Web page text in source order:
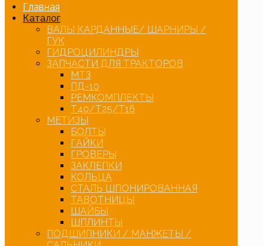
Главная
Каталог
ВАЛЫ КАРДАННЫЕ/ ШАРНИРЫ /
ГУК
ГИДРОЦИЛИНДРЫ
ЗАПЧАСТИ ДЛЯ ТРАКТОРОВ
МТЗ
ПД-10
РЕМКОМПЛЕКТЫ
Т40/Т25/Т16
МЕТИЗЫ
БОЛТЫ
ГАЙКИ
ГРОВЕРЫ
ЗАКЛЕПКИ
КОЛЬЦА
СТАЛЬ ШПОНИРОВАННАЯ
ТАВОТНИЦЫ
ШАЙБЫ
ШПЛИНТЫ
ПОДШИПНИКИ / МАНЖЕТЫ /